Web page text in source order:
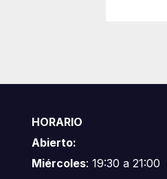
HORARIO
Abierto:
Miércoles: 19:30 a 21:00